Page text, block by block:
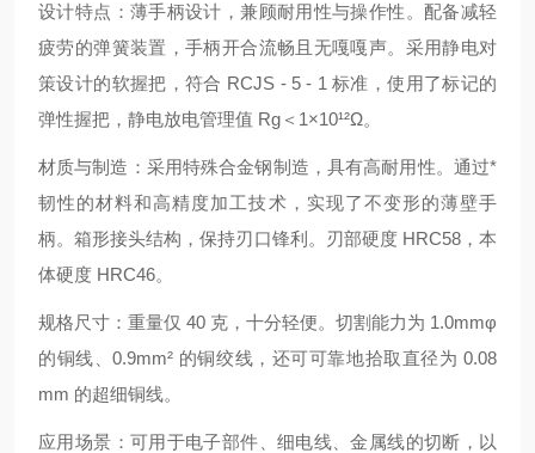
设计特点：薄手柄设计，兼顾耐用性与操作性。配备减轻
疲劳的弹簧装置，手柄开合流畅且无嘎嘎声。采用静电对
策设计的软握把，符合 RCJS - 5 - 1 标准，使用了标记的
弹性握把，静电放电管理值 Rg＜1×10¹²Ω。
材质与制造：采用特殊合金钢制造，具有高耐用性。通过*
韧性的材料和高精度加工技术，实现了不变形的薄壁手
柄。箱形接头结构，保持刃口锋利。刃部硬度 HRC58，本
体硬度 HRC46。
规格尺寸：重量仅 40 克，十分轻便。切割能力为 1.0mmφ
的铜线、0.9mm² 的铜绞线，还可可靠地拾取直径为 0.08
mm 的超细铜线。
应用场景：可用于电子部件、细电线、金属线的切断，以